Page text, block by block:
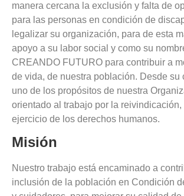
manera cercana la exclusión y falta de
para las personas en condición de
legalizar su organización, para de esta
apoyo a su labor social y como su
CREANDO FUTURO para contribuir a
de vida, de nuestra población. Desde su
uno de los propósitos de nuestra
orientado al trabajo por la reivindicación,
ejercicio de los derechos humanos.
Misión
Nuestro trabajo está encaminado a
inclusión de la población en Condición